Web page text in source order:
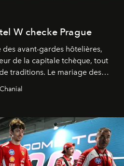
W checke Prague
des avant-gardes hôtelières,
de la capitale tchèque, tout
traditions. Le mariage des